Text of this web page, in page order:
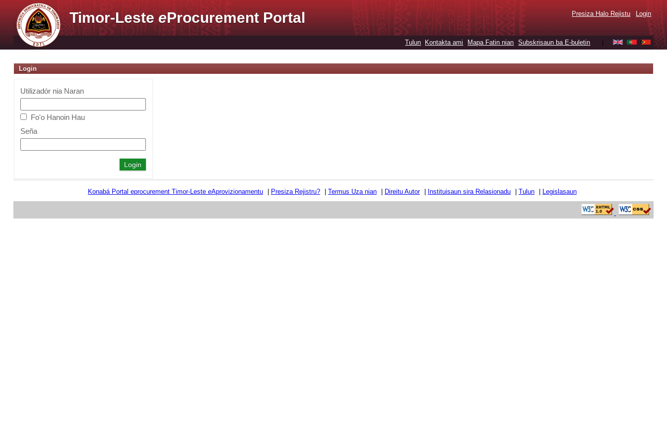
Timor-LesteeProcurement Portal Presiza Halo Rejistu Login
Tulun Kontakta ami Mapa Fatin nian Subskrisaun ba E-buletin
Login
Utilizadór nia Naran
Fo'o Hanoin Hau
Seña
Konabá Portal eprocurement Timor-Leste eAprovizionamentu Presiza Rejistru? Termus Uza nian Direitu Autor Instituisaun sira Relasionadu Tulun Legislasaun